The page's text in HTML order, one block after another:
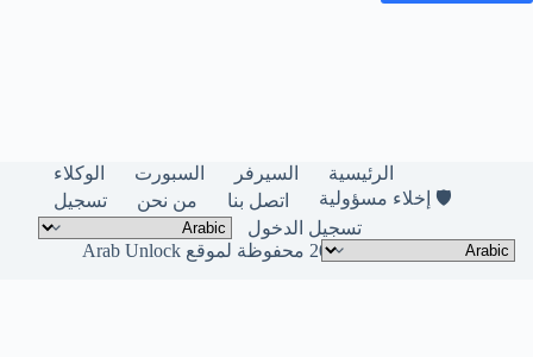
الرئيسية السيرفر السبورت
الوكلاء
🛡️ إخلاء مسؤولية
اتصل بنا من نحن
تسجيل
تسجيل الدخول
حقوق النشر © لعام 2026 محفوظة لموقع Arab Unlock